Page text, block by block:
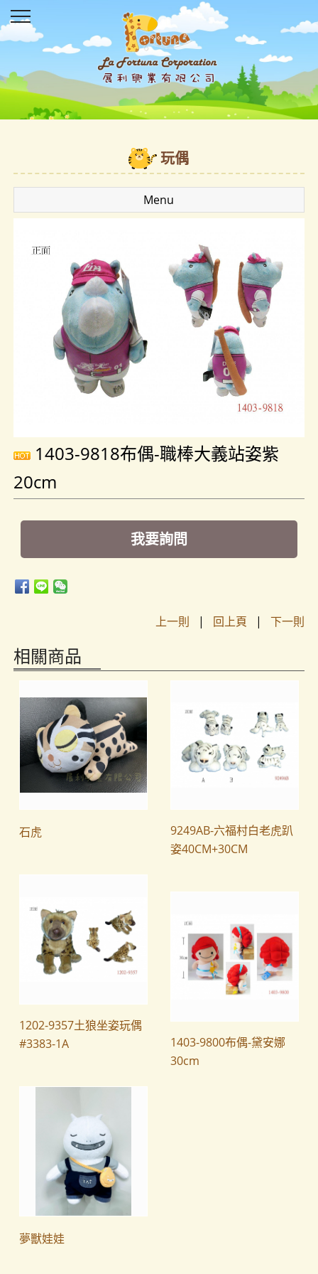
玩偶
Menu
1403-9818布偶-職棒大義站姿紫
20cm
我要詢問
上一則 | 回上頁 |下一則
相關商品
石虎
9249AB-六福村白老虎趴
姿40CM+30CM
1202-9357土狼坐姿玩偶
#3383-1A
1403-9800布偶-黛安娜
30cm
夢獸娃娃